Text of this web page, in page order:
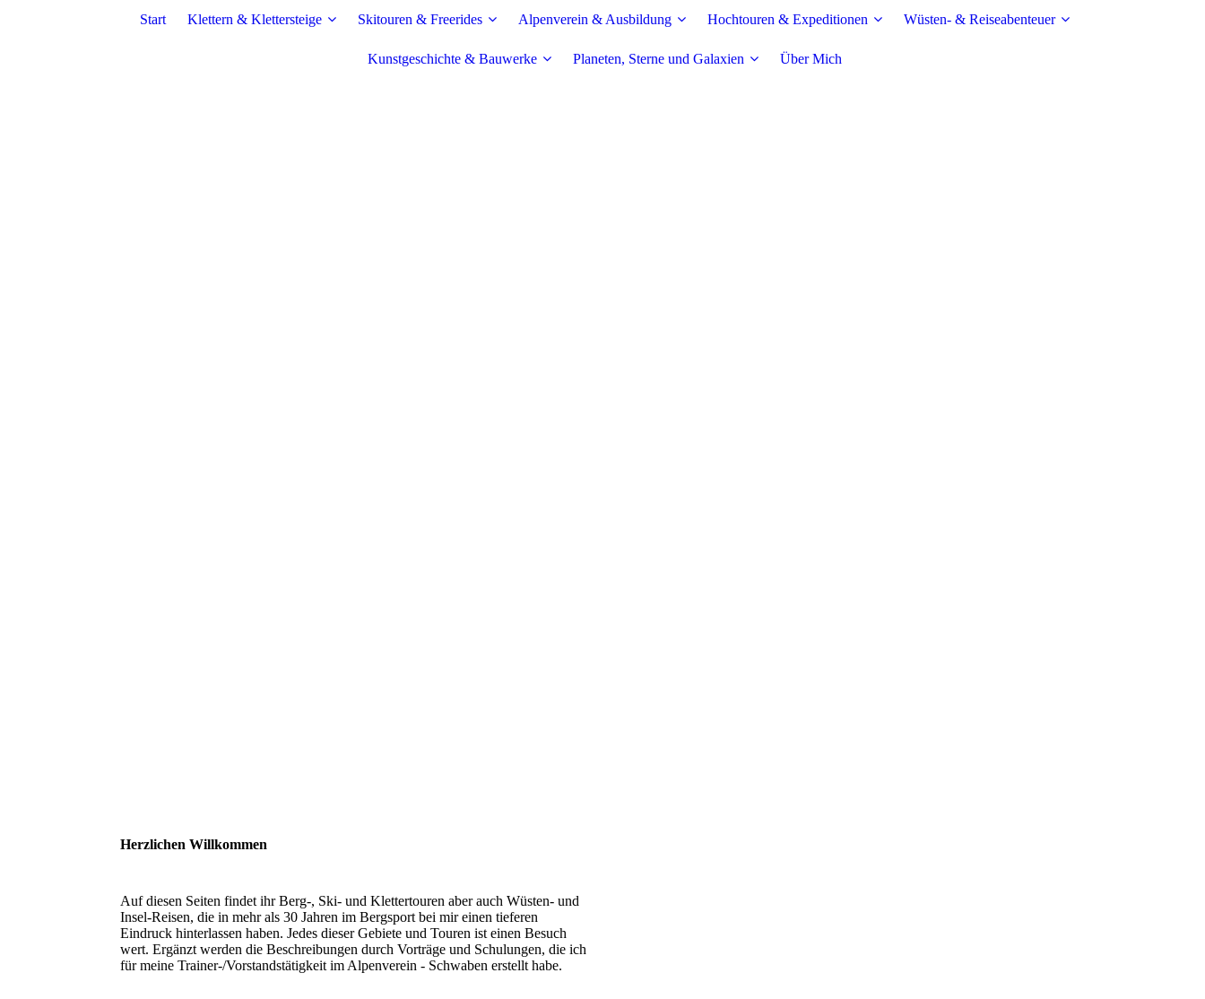
Start Klettern & Klettersteige Skitouren & Freerides Alpenverein & Ausbildung Hochtouren & Expeditionen Wüsten- & Reiseabenteuer
Kunstgeschichte & Bauwerke Planeten, Sterne und Galaxien Über Mich
Herzlichen Willkommen
Auf diesen Seiten findet ihr Berg-, Ski- und Klettertouren aber auch Wüsten- und
Insel-Reisen, die in mehr als 30 Jahren im Bergsport bei mir einen tieferen
Eindruck hinterlassen haben. Jedes dieser Gebiete und Touren ist einen Besuch
wert. Ergänzt werden die Beschreibungen durch Vorträge und Schulungen, die ich
für meine Trainer-/Vorstandstätigkeit im Alpenverein - Schwaben erstellt habe.